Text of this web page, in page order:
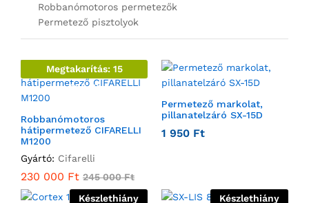
Robbanómotoros permetezők
Permetező pisztolyok
Megtakarítás: 15
000 Ft
Robbanómotoros
hátipermetező CIFARELLI
M1200
Gyártó: Cifarelli
230 000 Ft 245 000Ft
Permetező markolat,
pillanatelzáró SX-15D
1 950 Ft
Készlethiány Készlethiány